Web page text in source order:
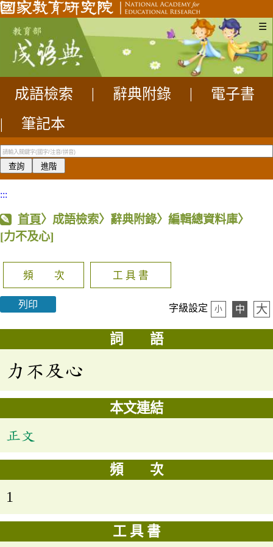
☰
成語檢索 辭典附錄
電子書
|
筆記本
:::
首頁〉成語檢索〉辭典附錄〉編輯總資料庫〉
[力不及心]
頻 次 工 具 書
列印 字級設定 小 中 大
詞 語
力不及心
本文連結
正文
頻 次
1
工 具 書